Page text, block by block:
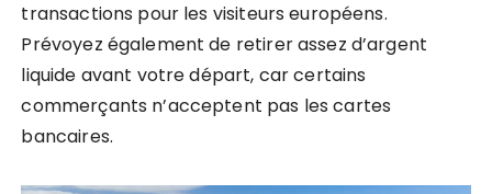
transactions pour les visiteurs européens.
Prévoyez également de retirer assez d’argent
liquide avant votre départ, car certains
commerçants n’acceptent pas les cartes
bancaires.